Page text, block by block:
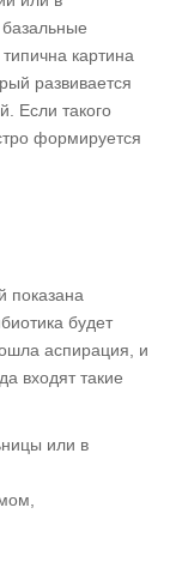
картина
развивается
Если такого
формируется
показана
будет
аспирация, и
входят такие
или в